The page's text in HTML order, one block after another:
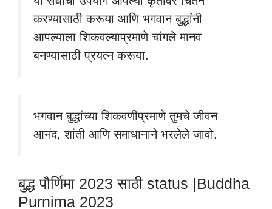
करण्यासाठी करूया आणि भगवान बुद्धांनी
आपल्याला शिकवल्याप्रमाणे चांगले मानव
बनण्यासाठी प्रयत्न करूया.
भगवान बुद्धांच्या शिकवणीप्रमाणे तुमचे जीवन
आनंद, शांती आणि समाधानाने भरलेले जावो.
बुद्ध पौर्णिमा 2023 साठी status |Buddha
Purnima 2023